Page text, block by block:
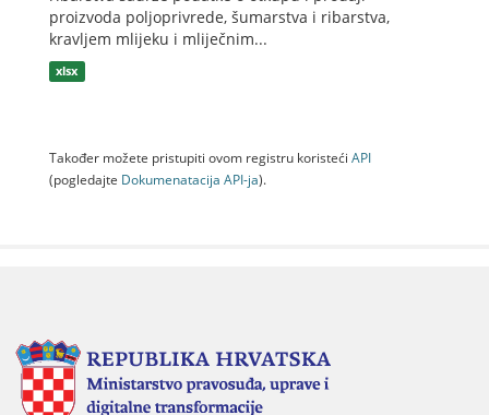
proizvoda poljoprivrede, šumarstva i ribarstva,
kravljem mlijeku i mliječnim...
xlsx
Također možete pristupiti ovom registru koristeći API
(pogledajte Dokumenаtаcijа API-jа).